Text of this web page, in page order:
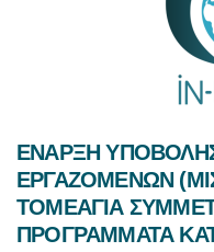
ΕΝΑΡΞΗ
ΕΡΓΑΖΟΜΕΝΩΝ
ΤΟΜΕΑΓΙΑ
ΠΡΟΓΡΑΜΜΑΤΑ